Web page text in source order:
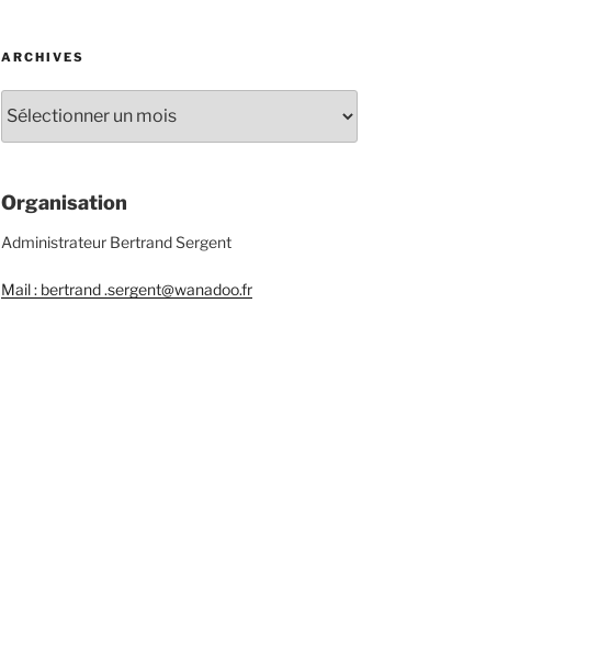
ARCHIVES
Organisation
Administrateur Bertrand Sergent
Mail : bertrand .sergent@wanadoo.fr